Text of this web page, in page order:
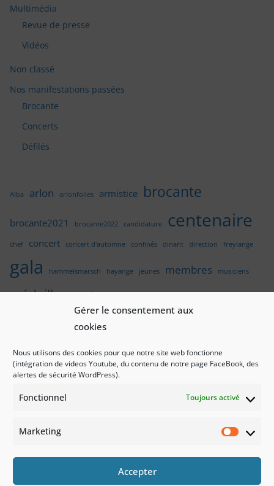
Gérer le consentement aux
cookies
Nous utilisons des cookies pour que notre site web fonctionne
(intégration de videos Youtube, du contenu de notre page FaceBook, des
alertes de sécurité WordPress).
Fonctionnel Toujours activé
Marketing
Accepter
Multimédia
Revue de presse
Vidéos
Non classé
Nos manifestations passées
Brocante
Concerts
Défilés
Alba arlon arlonfolies armistice brocante
brocante2021 brocante2022 candidature centenaire
chef concert concert d'automne confinés dinant direction freylange
gala hammelsmarsch hayange jeunes membres musiciens
médailles noel photos
rénovation sainte-cécile
stage éveil musical Stock'Up Orchestra stockem
voyage vœux
Contact